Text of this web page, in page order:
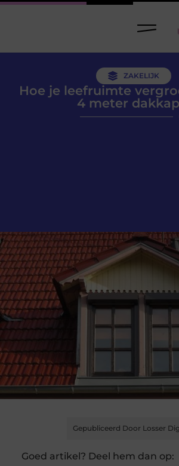
ZAKELIJK
Hoe je leefruimte
4 meter
Gepubliceerd Door Losser
Goed artikel? Deel hem dan op: